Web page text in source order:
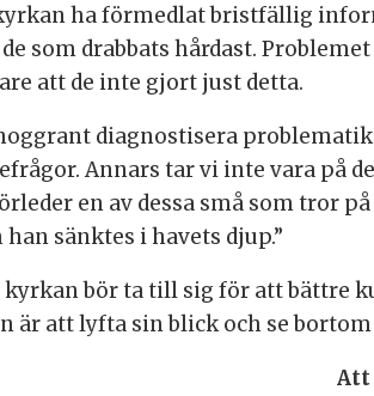
ha förmedlat bristfällig
som drabbats hårdast.
att de inte gjort just detta.
diagnostisera
Annars tar vi inte vara på
en av dessa små som tror
sänktes i havets djup.”
bör ta till sig för att bättre
är att lyfta sin blick och se
Att